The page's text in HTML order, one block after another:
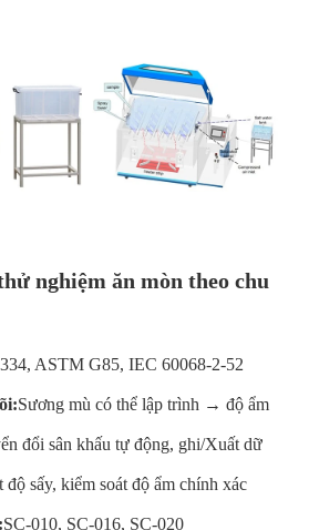
nghiệm ăn mòn theo chu
ASTM G85, IEC 60068-2-52
Sương mù có thể lập trình → độ ẩm
đổi sân khấu tự động, ghi/Xuất dữ
sấy, kiểm soát độ ẩm chính xác
SC-010, SC-016, SC-020